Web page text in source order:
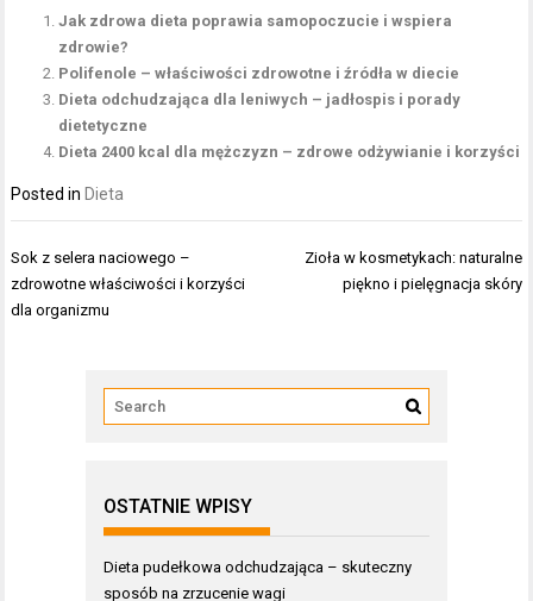
Jak zdrowa dieta poprawia samopoczucie i wspiera
zdrowie?
Polifenole – właściwości zdrowotne i źródła w diecie
Dieta odchudzająca dla leniwych – jadłospis i porady
dietetyczne
Dieta 2400 kcal dla mężczyzn – zdrowe odżywianie i korzyści
Posted in Dieta
Nawigacja
wpisu
Sok z selera naciowego –
zdrowotne właściwości i korzyści
dla organizmu
Zioła w kosmetykach: naturalne
piękno i pielęgnacja skóry
OSTATNIE WPISY
Dieta pudełkowa odchudzająca – skuteczny
sposób na zrzucenie wagi